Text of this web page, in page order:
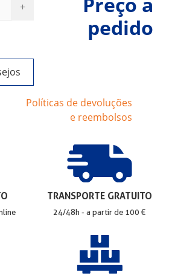
pedido
Políticas de devoluções
e reembolsos
TRANSPORTE GRATUITO
24/48h - a partir de 100 €